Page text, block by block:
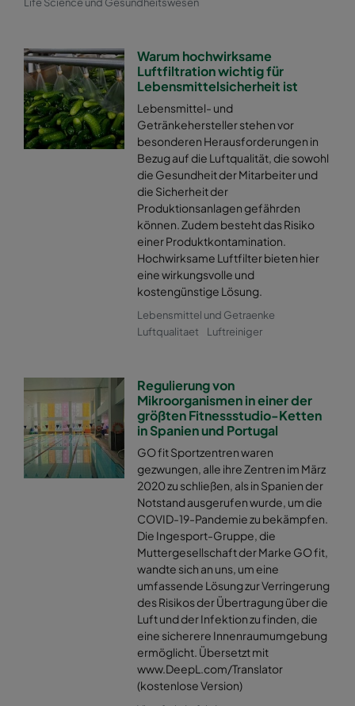
Warum hochwirksame
Luftfiltration wichtig für
Lebensmittelsicherheit ist
Lebensmittel- und
Getränkehersteller stehen vor
besonderen Herausforderungen in
Bezug auf die Luftqualität, die sowohl
die Gesundheit der Mitarbeiter und
die Sicherheit der
Produktionsanlagen gefährden
können. Zudem besteht das Risiko
einer Produktkontamination.
Hochwirksame Luftfilter bieten hier
eine wirkungsvolle und
kostengünstige Lösung.
Lebensmittel und Getraenke
Luftqualitaet
Luftreiniger
Regulierung von
Mikroorganismen in einer der
größten Fitnessstudio-Ketten
in Spanien und Portugal
GO fit Sportzentren waren
gezwungen, alle ihre Zentren im März
2020 zu schließen, als in Spanien der
Notstand ausgerufen wurde, um die
COVID-19-Pandemie zu bekämpfen.
Die Ingesport-Gruppe, die
Muttergesellschaft der Marke GO fit,
wandte sich an uns, um eine
umfassende Lösung zur Verringerung
des Risikos der Übertragung über die
Luft und der Infektion zu finden, die
eine sicherere Innenraumumgebung
ermöglicht. Übersetzt mit
www.DeepL.com/Translator
(kostenlose Version)